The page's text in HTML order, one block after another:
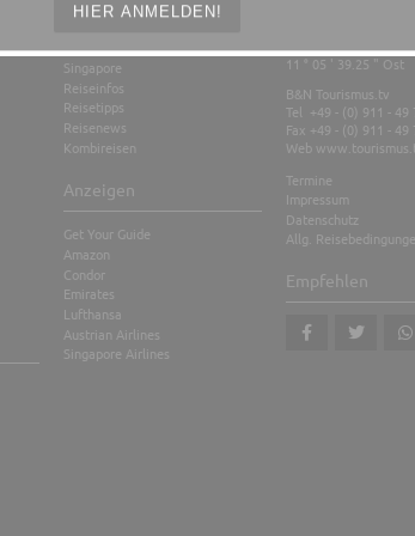
Stopover
Singapore
Reiseinfos
Reisetipps
Reisenews
Kombireisen
Anzeigen
Get Your Guide
Amazon
Condor
Emirates
Lufthansa
Austrian Airlines
Singapore Airlines
11 ° 05 ' 39.25 " Ost
B&N Tourismus.tv
Tel +49 - (0) 911 - 49
Fax +49 - (0) 911 - 49
Web
Termine
Impressum
Datenschutz
Allg.
Empfehlen
HIER ANMELDEN!